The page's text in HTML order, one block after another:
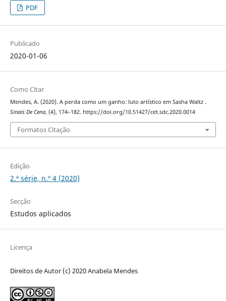
PDF
Publicado
2020-01-06
Como Citar
Mendes, A. (2020). A perda como um ganho: luto artístico em Sasha Waltz .
Sinais De Cena, (4), 174–182. https://doi.org/10.51427/cet.sdc.2020.0014
Formatos Citação
Edição
2.ª série, n.º 4 (2020)
Secção
Estudos aplicados
Licença
Direitos de Autor (c) 2020 Anabela Mendes